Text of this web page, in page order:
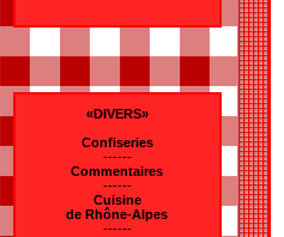
«DIVERS»
Confiseries
------
Commentaires
------
Cuisine
de Rhône-Alpes
------